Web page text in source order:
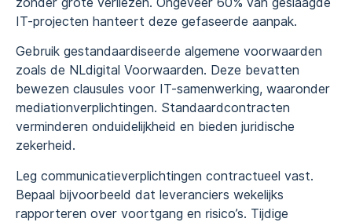
IT-projecten hanteert deze gefaseerde aanpak.
Gebruik gestandaardiseerde algemene voorwaarden
zoals de NLdigital Voorwaarden. Deze bevatten
bewezen clausules voor IT-samenwerking, waaronder
mediationverplichtingen. Standaardcontracten
verminderen onduidelijkheid en bieden juridische
zekerheid.
Leg communicatieverplichtingen contractueel vast.
Bepaal bijvoorbeeld dat leveranciers wekelijks
rapporteren over voortgang en risico’s. Tijdige